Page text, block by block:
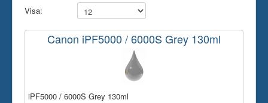
Visa:
Canon iPF5000 / 6000S Grey 130ml
iPF5000 / 6000S Grey 130ml